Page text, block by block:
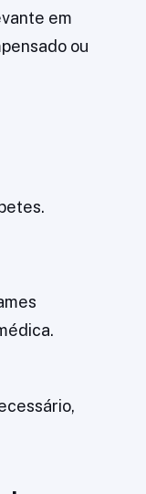
em
ou